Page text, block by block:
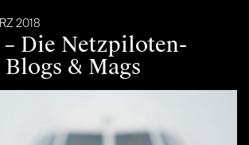
2018
Die Netzpiloten-
& Mags